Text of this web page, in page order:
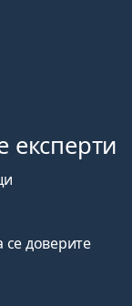
доверите